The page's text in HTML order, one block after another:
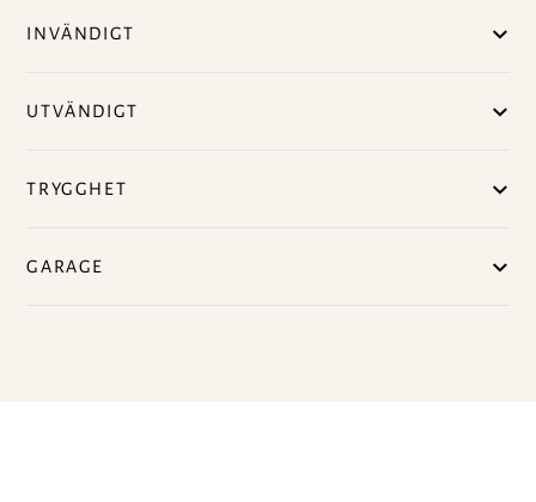
INVÄNDIGT
UTVÄNDIGT
TRYGGHET
GARAGE